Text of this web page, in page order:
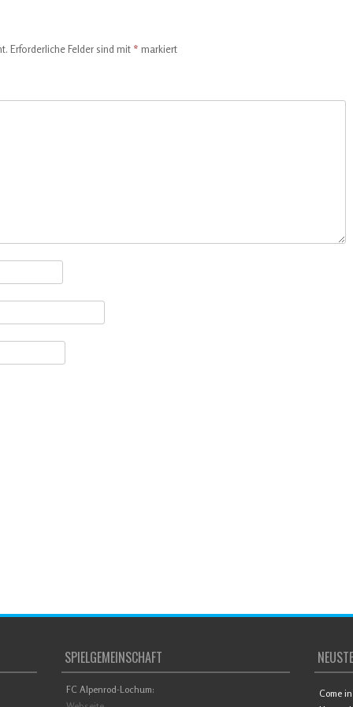
Erforderliche Felder sind mit * markiert
SPIELGEMEINSCHAFT
FC Alpenrod-Lochum:
Come